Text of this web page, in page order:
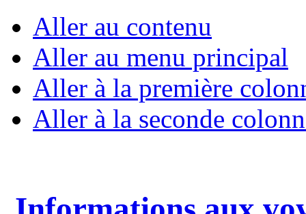
Aller au contenu
Aller au menu principal
Aller à la première
Aller à la seconde